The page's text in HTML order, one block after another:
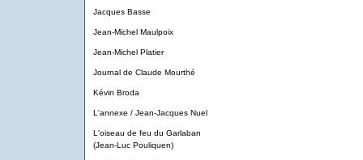
Jacques Basse
Jean-Michel Maulpoix
Jean-Michel Platier
Journal de Claude Mourthé
Kévin Broda
L'annexe / Jean-Jacques Nuel
L'oiseau de feu du Garlaban
(Jean-Luc Pouliquen)